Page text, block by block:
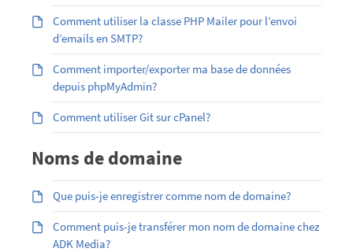
Comment utiliser la classe PHP Mailer pour l’envoi
d’emails en SMTP?
Comment importer/exporter ma base de données
depuis phpMyAdmin?
Comment utiliser Git sur cPanel?
Noms de domaine
Que puis-je enregistrer comme nom de domaine?
Comment puis-je transférer mon nom de domaine chez
ADK Media?